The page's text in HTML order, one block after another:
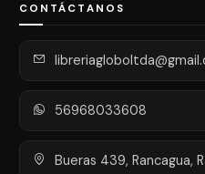
CONTÁCTANOS
56968033608
Bueras 439, Rancagua,